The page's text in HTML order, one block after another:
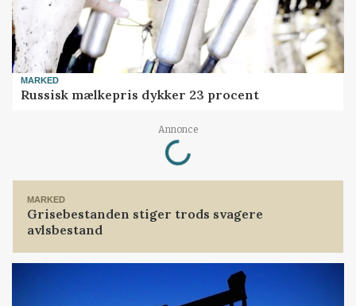
MARKED
Russisk mælkepris dykker 23 procent
Annonce
Loading...
MARKED
Grisebestanden stiger trods svagere
avlsbestand